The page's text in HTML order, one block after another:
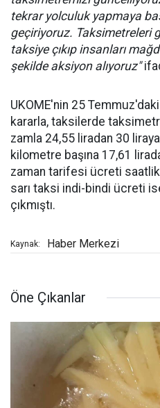
tekrar yolculuk yapmaya
geçiriyoruz. Taksimetreleri
taksiye çıkıp insanları
şekilde aksiyon alıyoruz"
UKOME'nin 25 Temmuz'daki
kararla, taksilerde
zamla 24,55 liradan 30
kilometre başına 17,61
zaman tarifesi ücreti
sarı taksi indi-bindi ücreti
çıkmıştı.
Kaynak: Haber Merkezi
Öne Çıkanlar